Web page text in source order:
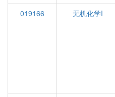
019166
无机化学I